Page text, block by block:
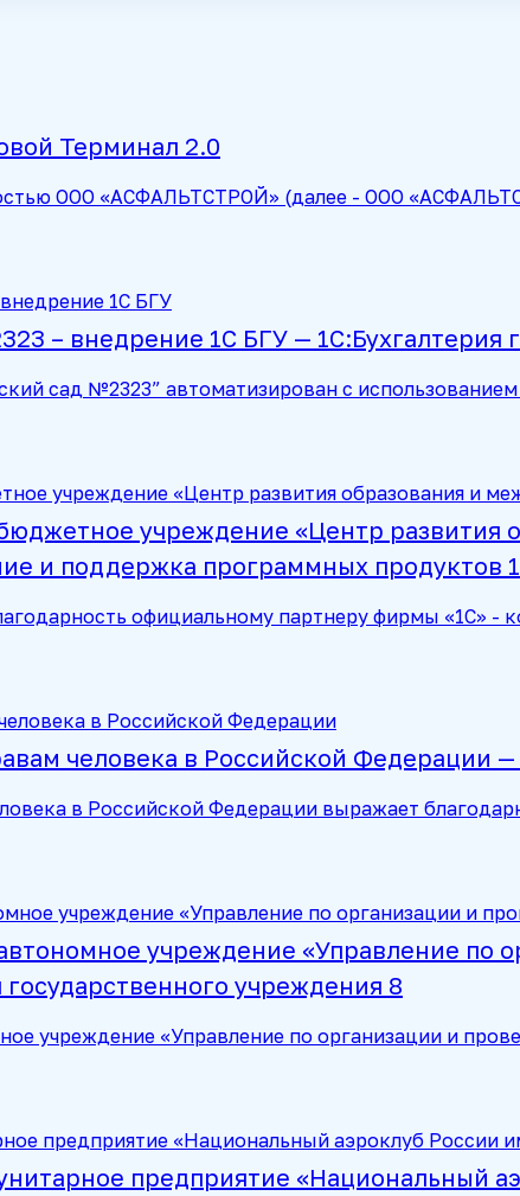
Терминал 2.0
ООО «АСФАЛЬТСТРОЙ» (далее - ООО
– внедрение 1С БГУ — 1С:Бухгалтерия
сад №2323” автоматизирован с
учреждение «Центр развития
и поддержка программных продуктов
официальному партнеру фирмы «1С» -
человека в Российской Федерации
в Российской Федерации выражает
учреждение «Управление по
учреждения 8
учреждение «Управление по организации и
предприятие «Национальный